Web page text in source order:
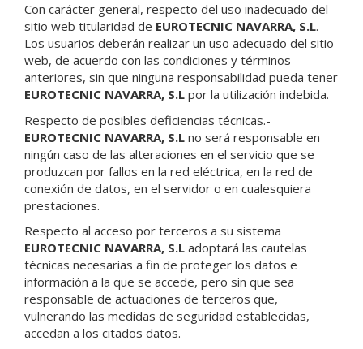
Con carácter general, respecto del uso inadecuado del
sitio web titularidad de EUROTECNIC NAVARRA, S.L.-
Los usuarios deberán realizar un uso adecuado del sitio
web, de acuerdo con las condiciones y términos
anteriores, sin que ninguna responsabilidad pueda tener
EUROTECNIC NAVARRA, S.L por la utilización indebida.
Respecto de posibles deficiencias técnicas.-
EUROTECNIC NAVARRA, S.L no será responsable en
ningún caso de las alteraciones en el servicio que se
produzcan por fallos en la red eléctrica, en la red de
conexión de datos, en el servidor o en cualesquiera
prestaciones.
Respecto al acceso por terceros a su sistema
EUROTECNIC NAVARRA, S.L adoptará las cautelas
técnicas necesarias a fin de proteger los datos e
información a la que se accede, pero sin que sea
responsable de actuaciones de terceros que,
vulnerando las medidas de seguridad establecidas,
accedan a los citados datos.